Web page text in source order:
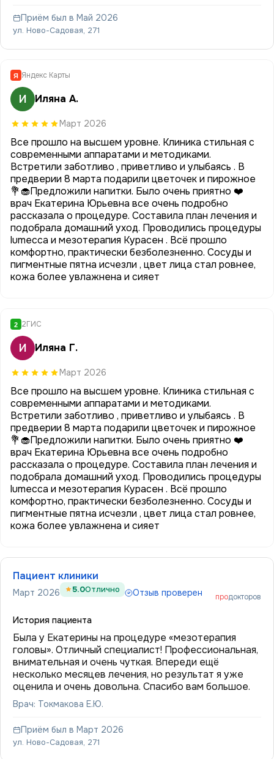
Приём был в Май 2026
ул. Ново-Садовая, 271
Я Яндекс Карты
И Иляна А.
Март 2026
Все прошло на высшем уровне. Клиника стильная с
современными аппаратами и методиками.
Встретили заботливо , приветливо и улыбаясь . В
предверии 8 марта подарили цветочек и пирожное
💐🧁Предложили напитки. Было очень приятно ❤️
врач Екатерина Юрьевна все очень подробно
рассказала о процедуре. Составила план лечения и
подобрала домашний уход. Проводились процедуры
lumecca и мезотерапия Курасен . Всё прошло
комфортно, практически безболезненно. Сосуды и
пигментные пятна исчезли , цвет лица стал ровнее,
кожа более увлажнена и сияет
2 2ГИС
И Иляна Г.
Март 2026
Все прошло на высшем уровне. Клиника стильная с
современными аппаратами и методиками.
Встретили заботливо , приветливо и улыбаясь . В
предверии 8 марта подарили цветочек и пирожное
💐🧁Предложили напитки. Было очень приятно ❤️
врач Екатерина Юрьевна все очень подробно
рассказала о процедуре. Составила план лечения и
подобрала домашний уход. Проводились процедуры
lumecca и мезотерапия Курасен . Всё прошло
комфортно, практически безболезненно. Сосуды и
пигментные пятна исчезли , цвет лица стал ровнее,
кожа более увлажнена и сияет
Пациент клиники
Март 2026 5.0Отлично Отзыв проверен продокторов
История пациента
Была у Екатерины на процедуре «мезотерапия
головы». Отличный специалист! Профессиональная,
внимательная и очень чуткая. Впереди ещё
несколько месяцев лечения, но результат я уже
оценила и очень довольна. Спасибо вам большое.
Врач: Токмакова Е.Ю.
Приём был в Март 2026
ул. Ново-Садовая, 271